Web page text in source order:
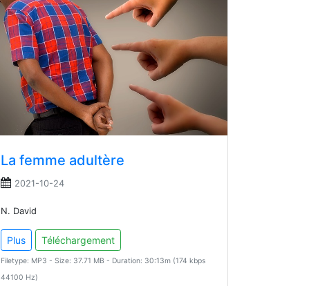
La femme adultère
2021-10-24
N. David
Plus Téléchargement
Filetype: MP3 - Size: 37.71 MB - Duration: 30:13m (174 kbps
44100 Hz)